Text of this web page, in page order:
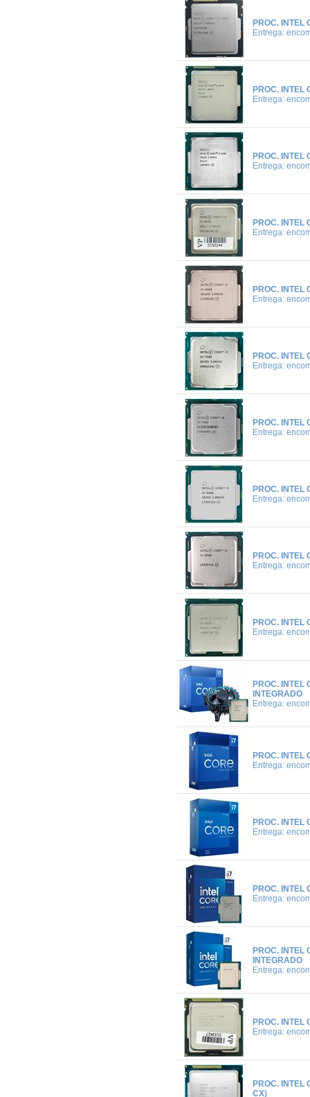
PROC. INTEL
Entrega:
PROC. INTEL
Entrega:
PROC. INTEL
Entrega:
PROC. INTEL
Entrega:
PROC. INTEL
Entrega:
PROC. INTEL
Entrega:
PROC. INTEL
Entrega:
PROC. INTEL
Entrega:
PROC. INTEL
Entrega:
PROC. INTEL
Entrega:
PROC. INTEL
INTEGRADO
Entrega:
PROC. INTEL
Entrega:
PROC. INTEL
Entrega:
PROC. INTEL
Entrega:
PROC. INTEL
INTEGRADO
Entrega:
PROC. INTEL
Entrega:
PROC. INTEL
CX)